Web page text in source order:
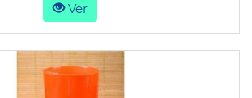
Ver